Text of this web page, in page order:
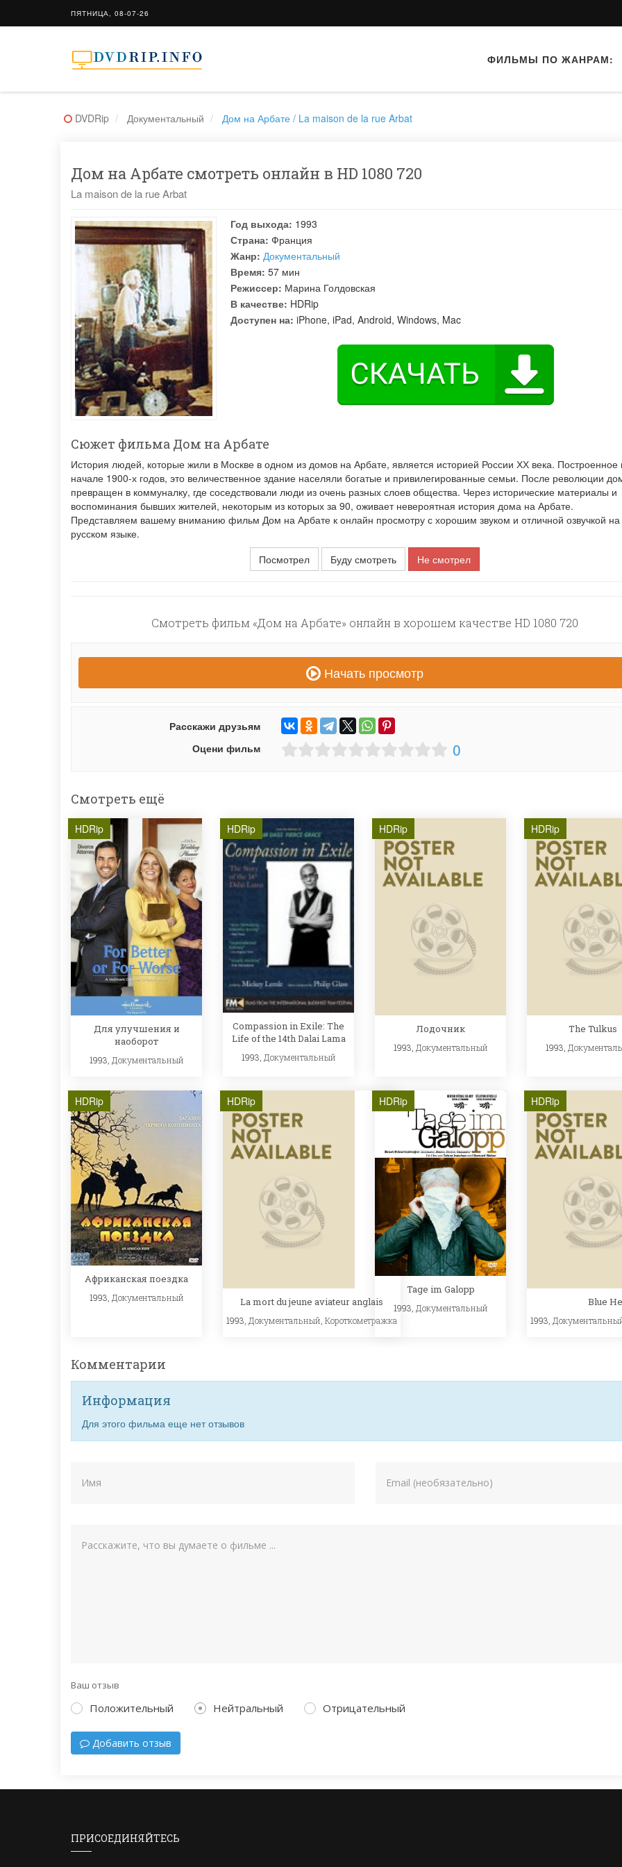
ПЯТНИЦА, 08-07-26
ФИЛЬМЫ ПО ЖАНРАМ:
DVDRip Документальный Дом на Арбате / La maison de la rue Arbat
Дом на Арбате смотреть онлайн в HD 1080 720
La maison de la rue Arbat
Год выхода: 1993
Страна: Франция
Жанр: Документальный
Время: 57 мин
Режиссер: Марина Голдовская
В качестве: HDRip
Доступен на: iPhone, iPad, Android, Windows, Mac
Сюжет фильма Дом на Арбате
История людей, которые жили в Москве в одном из домов на Арбате, является историей России ХХ века. Построенное
начале 1900-х годов, это величественное здание населяли богатые и привилегированные семьи. После революции
превращен в коммуналку, где соседствовали люди из очень разных слоев общества. Через исторические материалы и
воспоминания бывших жителей, некоторым из которых за 90, оживает невероятная история дома на Арбате.
Представляем вашему вниманию фильм Дом на Арбате к онлайн просмотру с хорошим звуком и отличной озвучкой на
русском языке.
Посмотрел
Буду смотреть Не смотрел
Смотреть фильм «Дом на Арбате» онлайн в хорошем качестве HD 1080 720
Начать просмотр
Расскажи друзьям
Оцени фильм
0
Смотреть ещё
HDRip
Для улучшения и
наоборот
1993, Документальный
HDRip
Compassion in Exile: The
Life of the 14th Dalai Lama
1993, Документальный
HDRip
Лодочник
1993, Документальный
HDRip
The Tulkus
1993,
HDRip
Африканская поездка
1993, Документальный
HDRip
La mort du jeune aviateur anglais
1993, Документальный Короткометражка
HDRip
Tage im Galopp
1993, Документальный
HDRip
Blue
1993,
Комментарии
Информация
Для этого фильма еще нет отзывов
Ваш отзыв
Положительный Нейтральный Отрицательный
Добавить отзыв
ПРИСОЕДИНЯЙТЕСЬ